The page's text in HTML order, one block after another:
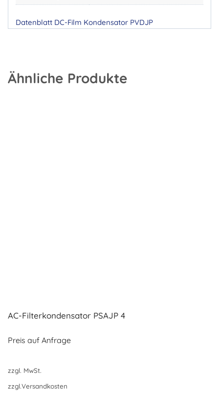
Datenblatt DC-Film Kondensator PVDJP
Ähnliche Produkte
AC-Filterkondensator PSAJP 4
Preis auf Anfrage
zzgl. MwSt.
zzgl.Versandkosten